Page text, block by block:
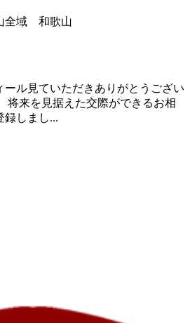
全域 和歌山
ール見ていただきありがとうござい
将来を見据えた交際ができるお相
録しまし...